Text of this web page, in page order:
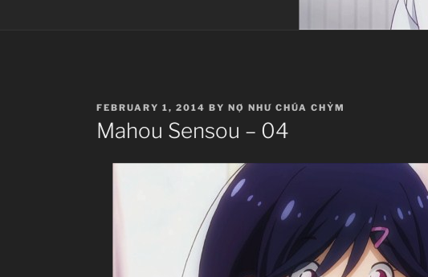
POSTED
ON
FEBRUARY 1, 2014 BY NỢ NHƯ CHÚA CHỶM
Mahou Sensou – 04